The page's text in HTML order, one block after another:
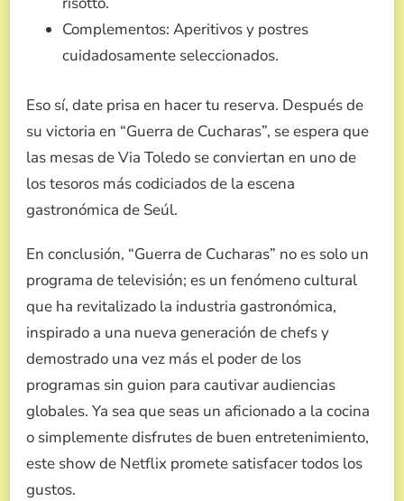
Complementos: Aperitivos y postres
cuidadosamente seleccionados.
Eso sí, date prisa en hacer tu reserva. Después de
su victoria en “Guerra de Cucharas”, se espera que
las mesas de Via Toledo se conviertan en uno de
los tesoros más codiciados de la escena
gastronómica de Seúl.
En conclusión, “Guerra de Cucharas” no es solo un
programa de televisión; es un fenómeno cultural
que ha revitalizado la industria gastronómica,
inspirado a una nueva generación de chefs y
demostrado una vez más el poder de los
programas sin guion para cautivar audiencias
globales. Ya sea que seas un aficionado a la cocina
o simplemente disfrutes de buen entretenimiento,
este show de Netflix promete satisfacer todos los
gustos.